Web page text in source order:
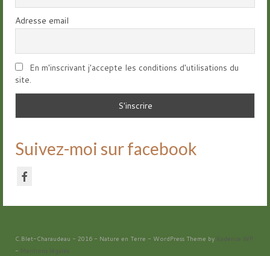
Adresse email
En m'inscrivant j'accepte les conditions d'utilisations du
site.
Suivez-moi sur facebook
C.Blet-Charaudeau - 2016 - Nature en Terre - WordPress Theme by
Kadence WP
- Mentions légales